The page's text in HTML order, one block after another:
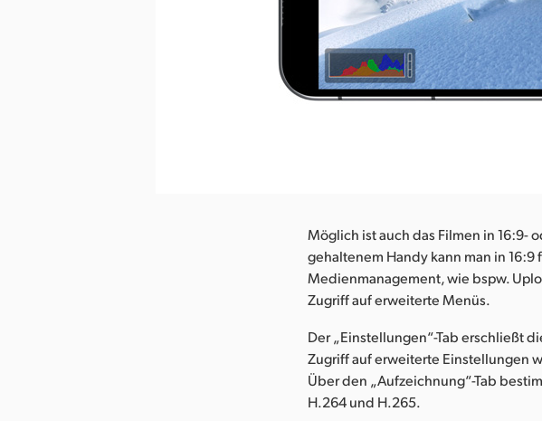
Möglich ist auch das Filmen in 16:9-
gehaltenem Handy kann man in
Medienmanagement, wie bspw.
Zugriff auf erweiterte Menüs.
Der „Einstellungen“-Tab erschließt
Zugriff auf erweiterte Einstellungen
Über den „Aufzeichnung“-Tab
H.264 und H.265.